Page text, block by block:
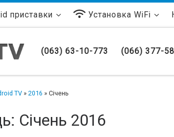
приставки Установка WiFi
(063) 63-10-773 (066) 377-
TV » 2016 » Січень
Січень 2016